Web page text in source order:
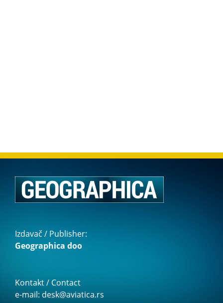
Izdavač / Publisher:
Geographica doo
Kontakt / Contact
e-mail: desk@aviatica.rs